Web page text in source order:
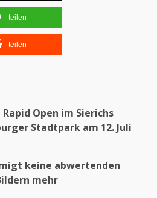
teilen
teilen
Open im Sierichs
Stadtpark am 12. Juli
keine abwertenden
mehr